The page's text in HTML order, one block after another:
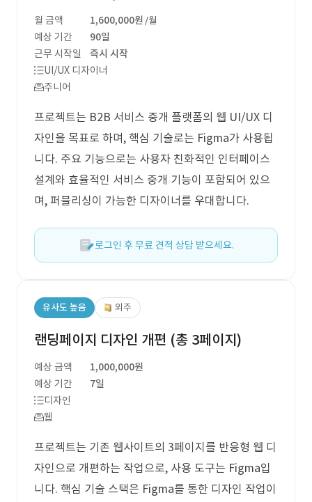
월 금액 1,600,000원 /월
예상 기간
90일
근무 시작일
즉시 시작
UI/UX 디자이너
주니어
프로젝트는 B2B 서비스 중개 플랫폼의 웹 UI/UX 디
자인을 목표로 하며, 핵심 기술로는 Figma가 사용됩
니다. 주요 기능으로는 사용자 친화적인 인터페이스
설계와 효율적인 서비스 중개 기능이 포함되어 있으
며, 퍼블리싱이 가능한 디자이너를 우대합니다.
로그인 후 무료 견적 상담 받으세요.
유사도 높음 외주
랜딩페이지 디자인 개편 (총 3페이지)
예상 금액
1,000,000원
예상 기간
7일
디자인
웹
프로젝트는 기존 웹사이트의 3페이지를 반응형 웹 디
자인으로 개편하는 작업으로, 사용 도구는 Figma입
니다. 핵심 기술 스택은 Figma를 통한 디자인 작업이